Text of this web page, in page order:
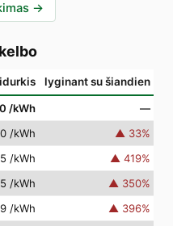
→
lyginant su šiandien
/kWh
—
/kWh ▲ 33%
/kWh ▲ 419%
/kWh ▲ 350%
/kWh ▲ 396%